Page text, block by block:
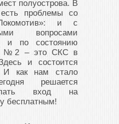
полуострова. В
проблемы со
и с
вопросами
и по состоянию
№2 – это СКС в
и состоится
И как нам стало
решается
вход на
бесплатным!